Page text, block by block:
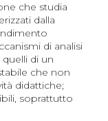
che studia
dalla
di analisi
di un
che non
didattiche;
soprattutto